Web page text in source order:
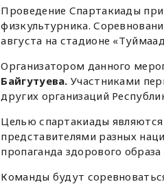
Проведение Спартакиады
физкультурника.
августа на стадионе
Организатором данного
Байгутуева. Участниками
других организаций
Целью спартакиады
представителями разных
пропаганда здорового образа
Команды будут